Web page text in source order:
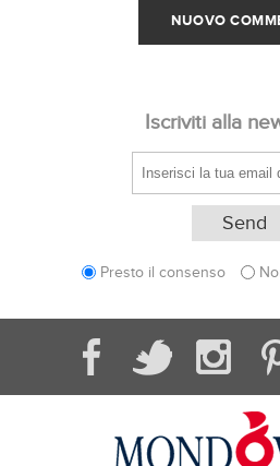
Iscriviti alla
Presto il consenso